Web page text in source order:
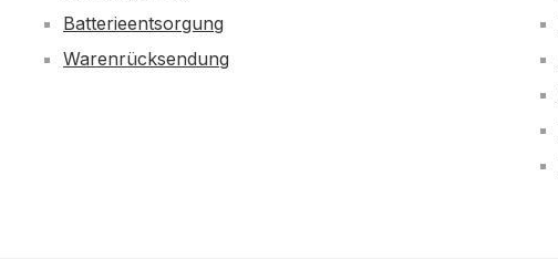
Batterieentsorgung
Warenrücksendung